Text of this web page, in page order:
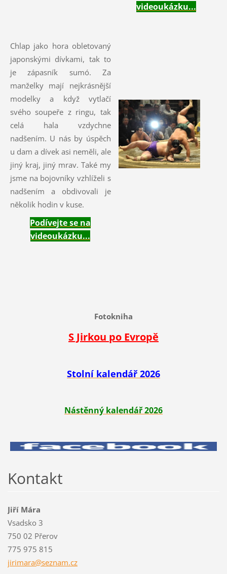
videoukázku...
Chlap jako hora obletovaný
japonskými dívkami, tak to
je zápasník sumó. Za
manželky mají nejkrásnější
modelky a když vytlačí
svého soupeře z ringu, tak
celá hala vzdychne
nadšením. U nás by úspěch
u dam a dívek asi neměli, ale
jiný kraj, jiný mrav. Také my
jsme na bojovníky vzhlíželi s
nadšením a obdivovali je
několik hodin v kuse.
Podívejte se na
videoukázku...
Fotokniha
S Jirkou po Evropě
Stolní kalendář 2026
Nástěnný kalendář 2026
Kontakt
Jiří Mára
Vsadsko 3
750 02 Přerov
775 975 815
jirimara@seznam.cz